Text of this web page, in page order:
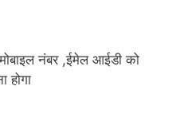
नंबर ,ईमेल आईडी को